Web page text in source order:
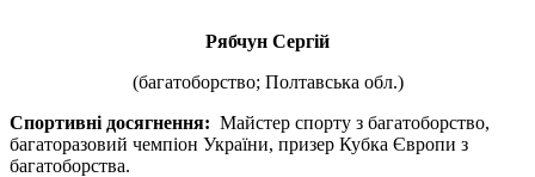
Рябчун Сергій
(багатоборство; Полтавська обл.)
Спортивні досягнення: Майстер спорту з багатоборство,
багаторазовий чемпіон України, призер Кубка Європи з
багатоборства.